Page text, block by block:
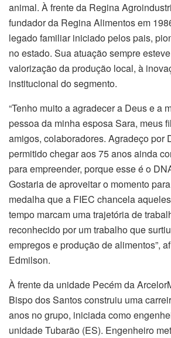
animal. À frente da Regina
fundador da Regina Alimentos em
legado familiar iniciado pelos pais,
no estado. Sua atuação sempre
valorização da produção local, à
institucional do segmento.
“Tenho muito a agradecer a Deus e a
pessoa da minha esposa Sara, meus
amigos, colaboradores. Agradeço por
permitido chegar aos 75 anos ainda
para empreender, porque esse é o
Gostaria de aproveitar o momento
medalha que a FIEC chancela
tempo marcam uma trajetória de
reconhecido por um trabalho que
empregos e produção de alimentos”,
Edmilson.
À frente da unidade Pecém da
Bispo dos Santos construiu uma
anos no grupo, iniciada como
unidade Tubarão (ES). Engenheiro